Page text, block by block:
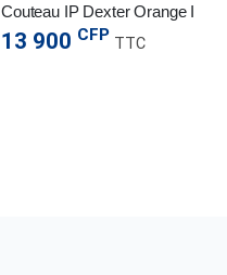
Couteau IP Dexter Orange I
13 900 CFP TTC